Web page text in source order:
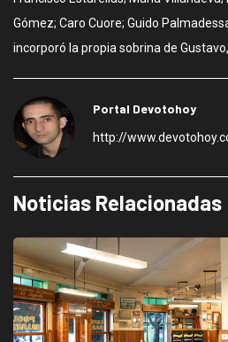
Gómez; Caro Cuore; Guido
incorporó la propia sobrina de
Portal Devotohoy
http://
Noticias Relacionadas